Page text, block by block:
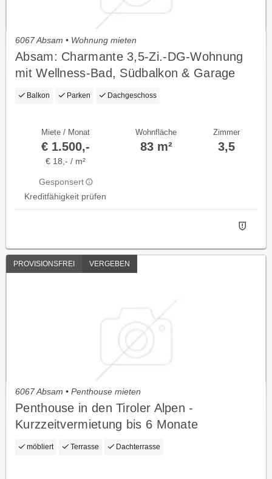
6067 Absam • Wohnung mieten
Absam: Charmante 3,5-Zi.-DG-Wohnung
mit Wellness-Bad, Südbalkon & Garage
Balkon Parken Dachgeschoss
Miete / Monat
€ 1.500,-
€ 18,- / m²
Gesponsert
Kreditfähigkeit prüfen
Wohnfläche
83 m²
Zimmer
3,5
PROVISIONSFREI VERGEBEN
6067 Absam • Penthouse mieten
Penthouse in den Tiroler Alpen -
Kurzzeitvermietung bis 6 Monate
möbliert Terrasse Dachterrasse